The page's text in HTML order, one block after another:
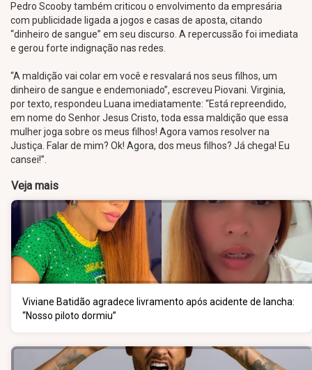
Pedro Scooby também criticou o envolvimento da empresária
com publicidade ligada a jogos e casas de aposta, citando
“dinheiro de sangue” em seu discurso. A repercussão foi imediata
e gerou forte indignação nas redes.
“A maldição vai colar em você e resvalará nos seus filhos, um
dinheiro de sangue e endemoniado”, escreveu Piovani. Virginia,
por texto, respondeu Luana imediatamente: “Está repreendido,
em nome do Senhor Jesus Cristo, toda essa maldição que essa
mulher joga sobre os meus filhos! Agora vamos resolver na
Justiça. Falar de mim? Ok! Agora, dos meus filhos? Já chega! Eu
cansei!”.
Veja mais
Viviane Batidão agradece livramento após acidente de lancha:
“Nosso piloto dormiu”